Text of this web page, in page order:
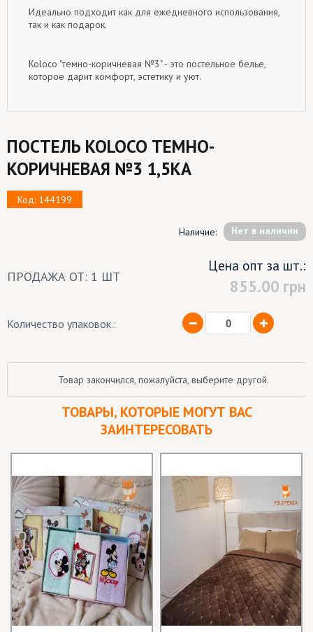
Идеально подходит как для ежедневного использования,
так и как подарок.
Koloco "темно-коричневая №3" - это постельное белье,
которое дарит комфорт, эстетику и уют.
ПОСТЕЛЬ KOLOCO ТЕМНО-
КОРИЧНЕВАЯ №3 1,5КА
Код: 144199
Наличие: Hет в наличии
ПРОДАЖА ОТ: 1 ШТ
Цена опт за шт.:
855.00 грн
Количество упаковок.:
Товар закончился, пожалуйста, выберите другой.
ТОВАРЫ, КОТОРЫЕ МОГУТ ВАС
ЗАИНТЕРЕСОВАТЬ